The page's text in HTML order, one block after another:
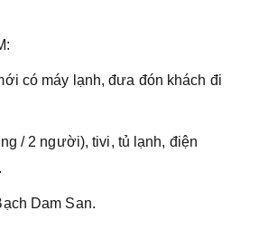
có máy lạnh, đưa đón khách đi
/ 2 người), tivi, tủ lạnh, điện
Dam San.